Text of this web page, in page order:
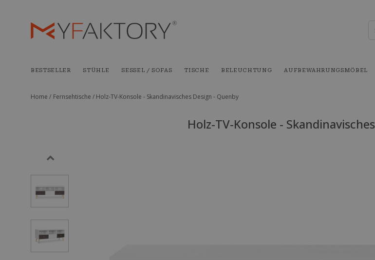
BESTSELLER STÜHLE SESSEL / SOFAS TISCHE BELEUCHTUNG AUFBEWAHRUNGSMÖBEL
Home / Fernsehtische / Holz-TV-Konsole - Skandinavisches Design - Quenby
Holz-TV-Konsole -